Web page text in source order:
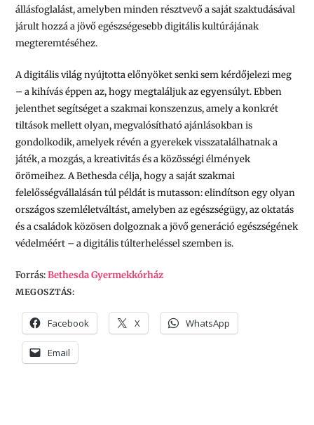
állásfoglalást, amelyben minden résztvevő a saját szaktudásával
járult hozzá a jövő egészségesebb digitális kultúrájának
megteremtéséhez.
A digitális világ nyújtotta előnyöket senki sem kérdőjelezi meg
– a kihívás éppen az, hogy megtaláljuk az egyensúlyt. Ebben
jelenthet segítséget a szakmai konszenzus, amely a konkrét
tiltások mellett olyan, megvalósítható ajánlásokban is
gondolkodik, amelyek révén a gyerekek visszatalálhatnak a
játék, a mozgás, a kreativitás és a közösségi élmények
örömeihez. A Bethesda célja, hogy a saját szakmai
felelősségvállalásán túl példát is mutasson: elindítson egy olyan
országos szemléletváltást, amelyben az egészségügy, az oktatás
és a családok közösen dolgoznak a jövő generáció egészségének
védelméért – a digitális túlterheléssel szemben is.
Forrás:Bethesda Gyermekkórház
MEGOSZTÁS:
Facebook X WhatsApp
Email